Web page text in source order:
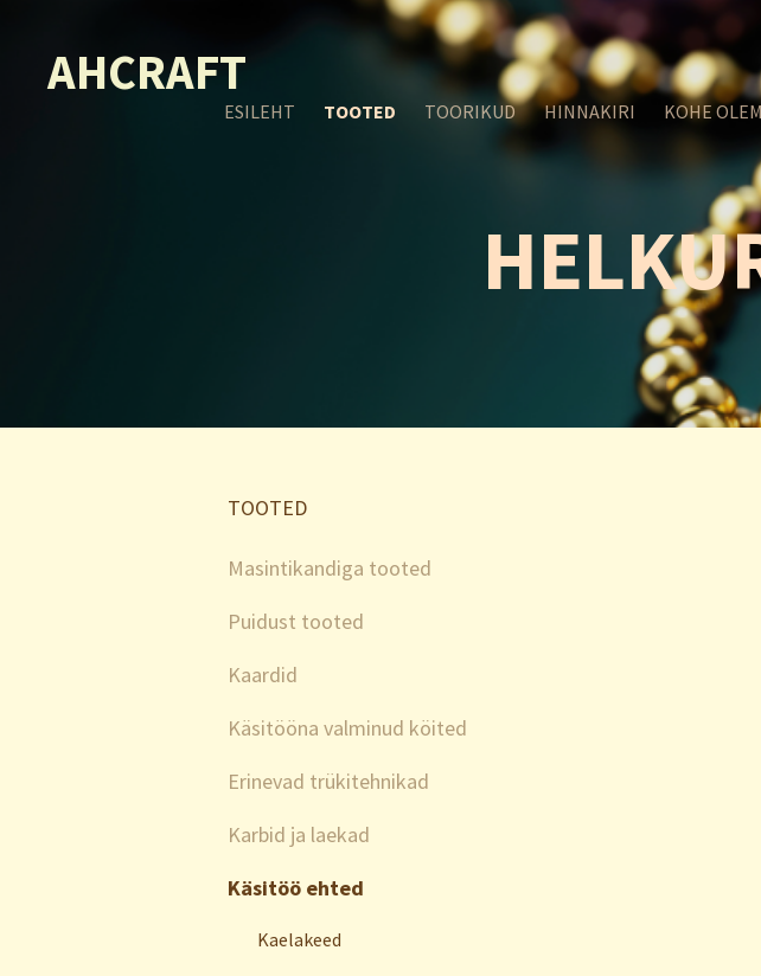
AHCRAFT
ESILEHT TOOTED TOORIKUD HINNAKIRI KOHE
TOOTED
Masintikandiga tooted
Puidust tooted
Kaardid
Käsitööna valminud köited
Erinevad trükitehnikad
Karbid ja laekad
Käsitöö ehted
Kaelakeed